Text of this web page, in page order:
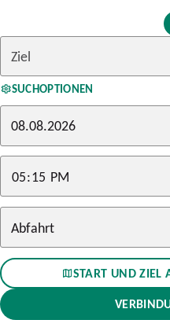
SUCHOPTIONEN
START UND ZIEL